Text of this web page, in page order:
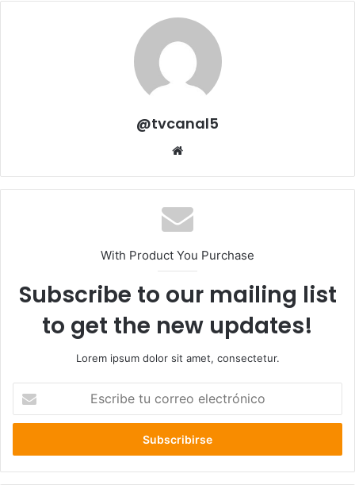
@tvcanal5
With Product You Purchase
Subscribe to our mailing list
to get the new updates!
Lorem ipsum dolor sit amet, consectetur.
correo